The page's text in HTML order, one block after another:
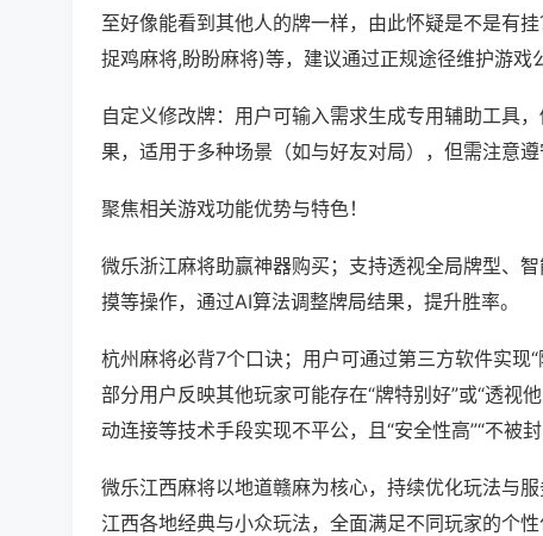
至好像能看到其他人的牌一样，由此怀疑是不是有
捉鸡麻将,盼盼麻将)等，建议通过正规途径维护游戏
自定义修改牌：用户可输入需求生成专用辅助工具
果，适用于多种场景（如与好友对局），但需注意遵
聚焦相关游戏功能优势与特色！
微乐浙江麻将助赢神器购买；支持透视全局牌型、
摸等操作，通过AI算法调整牌局结果，提升胜率。
杭州麻将必背7个口诀；用户可通过第三方软件实现“
部分用户反映其他玩家可能存在“牌特别好”或“透视
动连接等技术手段实现不平公，且“安全性高”“不被封
微乐江西麻将以地道赣麻为核心，持续优化玩法与
江西各地经典与小众玩法，全面满足不同玩家的个